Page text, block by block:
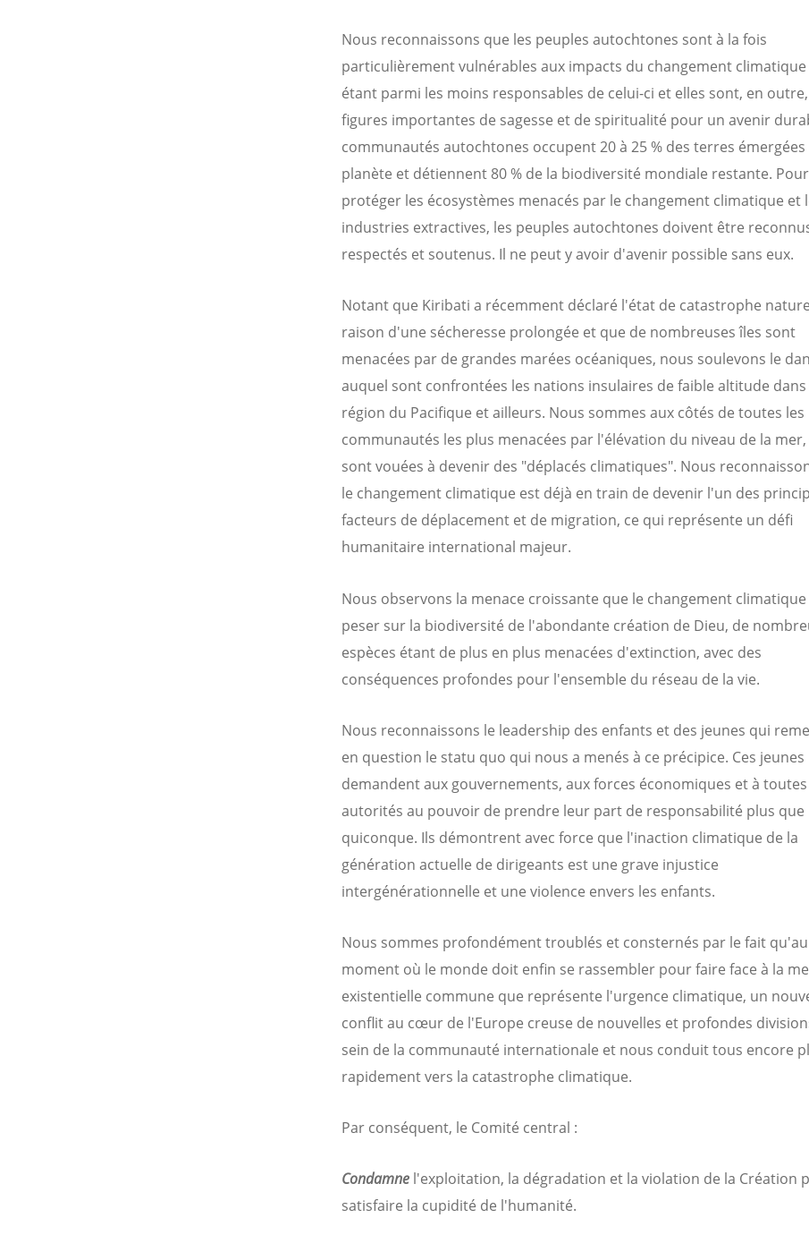
Nous reconnaissons que les peuples autochtones sont à la fois
particulièrement vulnérables aux impacts du changement
étant parmi les moins responsables de celui-ci et elles sont, en
figures importantes de sagesse et de spiritualité pour un avenir
communautés autochtones occupent 20 à 25 % des terres émergées
planète et détiennent 80 % de la biodiversité mondiale restante. Pour
protéger les écosystèmes menacés par le changement climatique et
industries extractives, les peuples autochtones doivent être
respectés et soutenus. Il ne peut y avoir d'avenir possible sans eux.
Notant que Kiribati a récemment déclaré l'état de catastrophe
raison d'une sécheresse prolongée et que de nombreuses îles sont
menacées par de grandes marées océaniques, nous soulevons le
auquel sont confrontées les nations insulaires de faible altitude dans
région du Pacifique et ailleurs. Nous sommes aux côtés de toutes les
communautés les plus menacées par l'élévation du niveau de la
sont vouées à devenir des "déplacés climatiques". Nous
le changement climatique est déjà en train de devenir l'un des
facteurs de déplacement et de migration, ce qui représente un défi
humanitaire international majeur.
Nous observons la menace croissante que le changement
peser sur la biodiversité de l'abondante création de Dieu, de
espèces étant de plus en plus menacées d'extinction, avec des
conséquences profondes pour l'ensemble du réseau de la vie.
Nous reconnaissons le leadership des enfants et des jeunes qui
en question le statu quo qui nous a menés à ce précipice. Ces jeunes
demandent aux gouvernements, aux forces économiques et à toutes
autorités au pouvoir de prendre leur part de responsabilité plus que
quiconque. Ils démontrent avec force que l'inaction climatique de la
génération actuelle de dirigeants est une grave injustice
intergénérationnelle et une violence envers les enfants.
Nous sommes profondément troublés et consternés par le fait qu'au
moment où le monde doit enfin se rassembler pour faire face à la
existentielle commune que représente l'urgence climatique, un
conflit au cœur de l'Europe creuse de nouvelles et profondes
sein de la communauté internationale et nous conduit tous encore
rapidement vers la catastrophe climatique.
Par conséquent, le Comité central :
Condamne l'exploitation, la dégradation et la violation de la Création
satisfaire la cupidité de l'humanité.